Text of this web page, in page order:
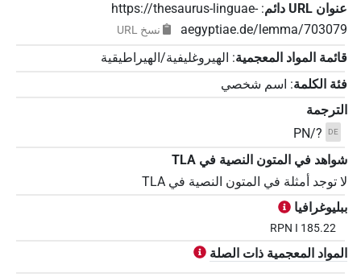
عنوان‏ ‏URL‏ دائم :
https://thesaurus-linguae-
aegyptiae.de/lemma/703079
نسخ‏ ‏URL
قائمة المواد المعجمية: الهيروغليفية/الهيراطيقية
فئة الكلمة: اسم شخصي
الترجمة
DE
PN/?
شواهد في المتون النصية في ‏TLA
لا توجد أمثلة في المتون النصية في ‏TLA
ببليوغرافيا
RPN I 185.22
المواد المعجمية ذات الصلة